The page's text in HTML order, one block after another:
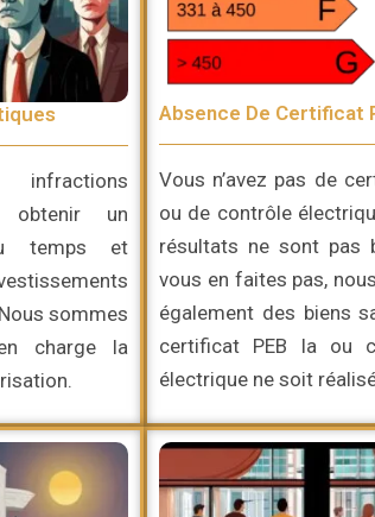
Absence De Certificat
Vous n’avez pas de
ou de contrôle
résultats ne sont pas
vous en faites pas,
également des biens
certificat PEB la ou
électrique ne soit
infractions
obtenir un
temps et
sommes
charge la